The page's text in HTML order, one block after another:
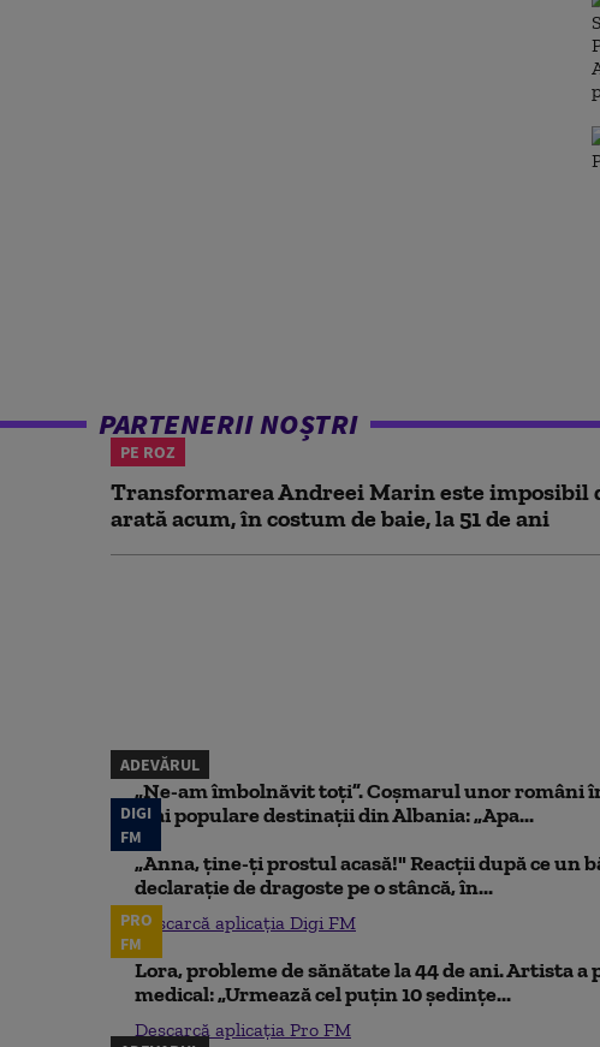
PARTENERII NOȘTRI
PE ROZ
Transformarea Andreei Marin este imposibil
arată acum, în costum de baie, la 51 de ani
ADEVĂRUL
„Ne-am îmbolnăvit toți”. Coșmarul unor români
mai populare destinații din Albania: „Apa...
DIGI
FM
„Anna, ţine-ţi prostul acasă!" Reacţii după ce un
declaraţie de dragoste pe o stâncă, în...
Descarcă aplicația Digi FM
PRO
FM
Lora, probleme de sănătate la 44 de ani. Artista
medical: „Urmează cel puțin 10 ședințe...
Descarcă aplicația Pro FM